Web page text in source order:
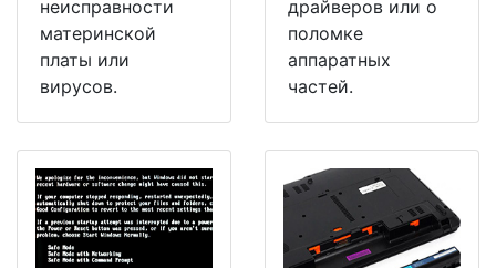
неисправности
материнской
платы или
вирусов.
драйверов или о
поломке
аппаратных
частей.